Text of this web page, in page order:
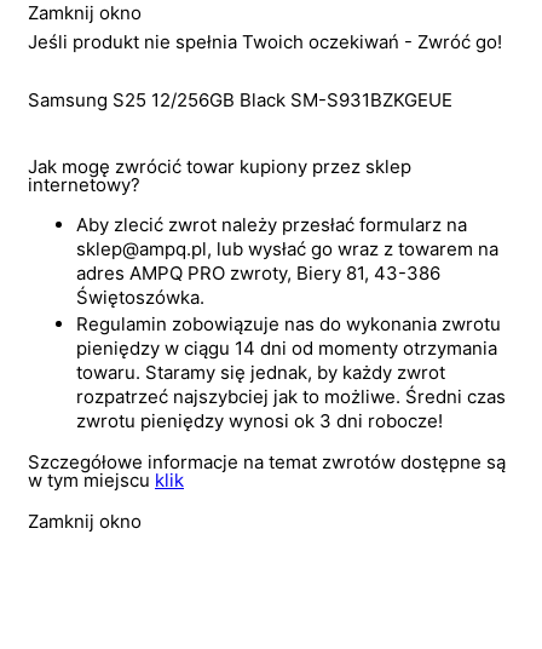
Zamknij okno
Jeśli produkt nie spełnia Twoich oczekiwań - Zwróć go!
Samsung S25 12/256GB Black SM-S931BZKGEUE
Jak mogę zwrócić towar kupiony przez sklep
internetowy?
Aby zlecić zwrot należy przesłać formularz na
sklep@ampq.pl, lub wysłać go wraz z towarem na
adres AMPQ PRO zwroty, Biery 81, 43-386
Świętoszówka.
Regulamin zobowiązuje nas do wykonania zwrotu
pieniędzy w ciągu 14 dni od momenty otrzymania
towaru. Staramy się jednak, by każdy zwrot
rozpatrzeć najszybciej jak to możliwe. Średni czas
zwrotu pieniędzy wynosi ok 3 dni robocze!
Szczegółowe informacje na temat zwrotów dostępne są
w tym miejscu klik
Zamknij okno